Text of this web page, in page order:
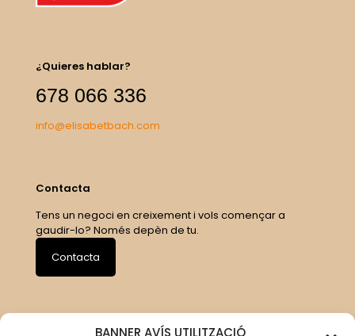
BANNER AVÍS UTILITZACIÓ
¿Quieres hablar?
678 066 336
info@elisabetbach.com
Contacta
Tens un negoci en creixement i vols començar a
gaudir-lo? Només depèn de tu.
Contacta